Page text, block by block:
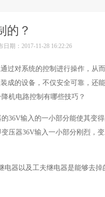
的？
日期：2017-11-28 16:22:26
过对系统的控制进行操作，从
成的设备，不仅安全可靠，还
机电路控制有哪些技巧？
36V输入的一小部分能使其变
压器36V输入一小部分刚烈，
器以及工夫继电器是能够去掉